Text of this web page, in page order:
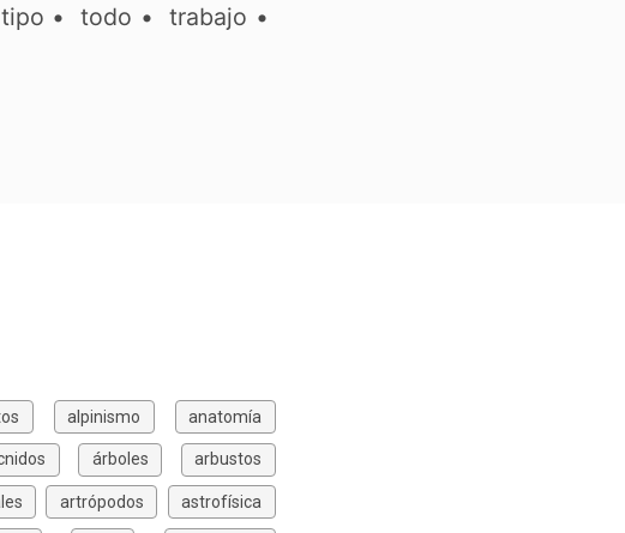
tipo •todo • trabajo •
alpinismo anatomía
árboles arbustos
artrópodos astrofísica